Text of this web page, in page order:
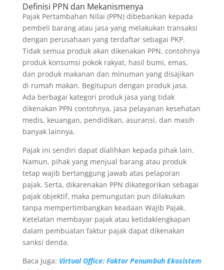
Definisi PPN dan Mekanismenya
Pajak Pertambahan Nilai (PPN) dibebankan kepada
pembeli barang atau jasa yang melakukan transaksi
dengan perusahaan yang terdaftar sebagai PKP.
Tidak semua produk akan dikenakan PPN, contohnya
produk konsumsi pokok rakyat, hasil bumi, emas,
dan produk makanan dan minuman yang disajikan
di rumah makan. Begitupun dengan produk jasa.
Ada berbagai kategori produk jasa yang tidak
dikenakan PPN contohnya, jasa pelayanan kesehatan
medis, keuangan, pendidikan, asuransi, dan masih
banyak lainnya.
Pajak ini sendiri dapat dialihkan kepada pihak lain.
Namun, pihak yang menjual barang atau produk
tetap wajib bertanggung jawab atas pelaporan
pajak. Serta, dikarenakan PPN dikategorikan sebagai
pajak objektif, maka pemungutan pun dilakukan
tanpa mempertimbangkan keadaan Wajib Pajak.
Ketelatan membayar pajak atau ketidaklengkapan
dalam pembuatan faktur pajak dapat dikenakan
sanksi denda.
Baca Juga: Virtual Office: Faktor Penumbuh Ekosistem